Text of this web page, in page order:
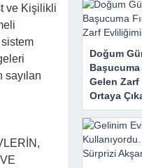
Gizli Kayıtlar Her
ve Kişilikli
sayılan
Doğum
Gelen
Ortaya